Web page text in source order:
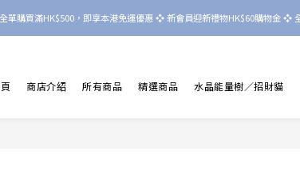
購買滿HK$500，即享本港免運優惠 ❖ 新會員迎新禮物HK$60購物金 ❖
商店介紹 所有商品 精選商品 水晶能量樹／招財貓